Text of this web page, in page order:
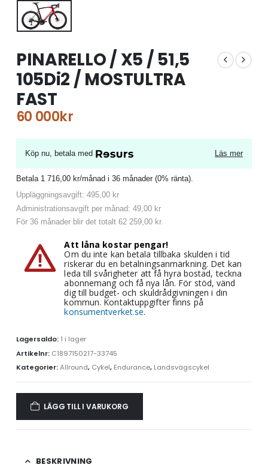
PINARELLO / X5 / 51,5
105Di2 / MOSTULTRA
FAST
60 000kr
Köp nu, betala med Läs mer
Betala 1 716,00 kr/månad i 36 månader (0% ränta).
Uppläggningsavgift: 495,00 kr
Administrationsavgift per månad: 49,00 kr
För 36 månader blir det totalt 62 259,00 kr.
Att låna kostar pengar!
Om du inte kan betala tillbaka skulden i tid
riskerar du en betalningsanmärkning. Det kan
leda till svårigheter att få hyra bostad, teckna
abonnemang och få nya lån. För stöd, vänd
dig till budget- och skuldrådgivningen i din
kommun. Kontaktuppgifter finns på
konsumentverket.se.
Lagersaldo: 1 i lager
Artikelnr: C1897150217-33745
Kategorier:Allround, Cykel, Endurance, Landsvägscykel
LÄGG TILL I VARUKORG
BESKRIVNING